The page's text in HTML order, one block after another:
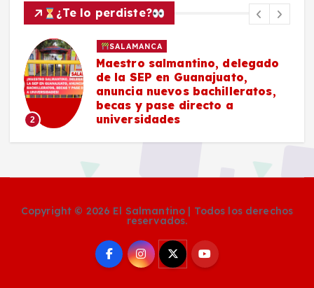
¿Te lo perdiste?
2
SALAMANCA
Maestro salmantino, delegado
de la SEP en Guanajuato,
anuncia nuevos bachilleratos,
becas y pase directo a
universidades
Copyright © 2026 El Salmantino | Todos los derechos
reservados.